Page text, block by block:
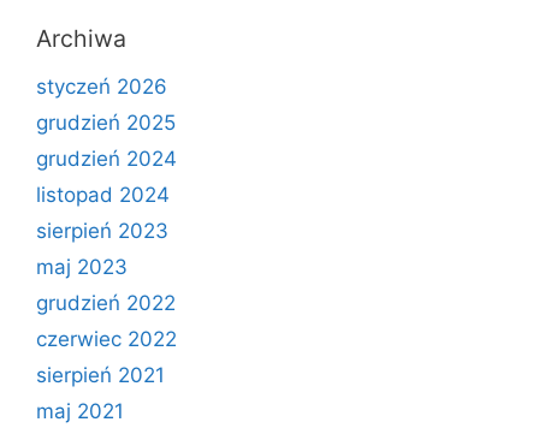
Archiwa
styczeń 2026
grudzień 2025
grudzień 2024
listopad 2024
sierpień 2023
maj 2023
grudzień 2022
czerwiec 2022
sierpień 2021
maj 2021